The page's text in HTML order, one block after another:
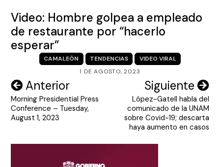
Video: Hombre golpea a empleado
de restaurante por “hacerlo
esperar”
CAMALEÓN TENDENCIAS
VIDEO VIRAL
1 DE AGOSTO, 2023
Navegación
de
entradas
Anterior
Morning Presidential Press
Conference – Tuesday,
August 1, 2023
Siguiente
López-Gatell habla del
comunicado de la UNAM
sobre Covid-19; descarta
haya aumento en casos